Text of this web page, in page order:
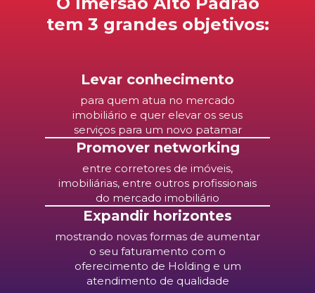
tem 3 grandes objetivos:
Levar conhecimento
para quem atua no mercado
imobiliário e quer elevar os seus
serviços para um novo patamar
Promover networking
entre corretores de imóveis,
imobiliárias, entre outros profissionais
do mercado imobiliário
Expandir horizontes
mostrando novas formas de aumentar
o seu faturamento com o
oferecimento de Holding e um
atendimento de qualidade